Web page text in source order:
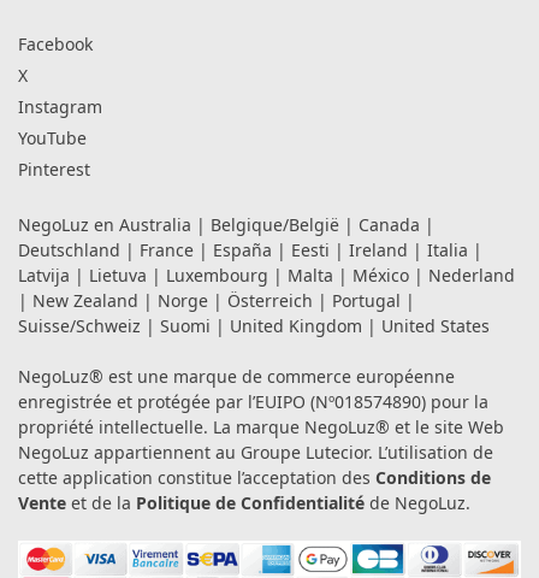
Facebook
X
Instagram
YouTube
Pinterest
NegoLuz en Australia | Belgique/België | Canada |
Deutschland | France | España | Eesti | Ireland | Italia |
Latvija | Lietuva | Luxembourg | Malta | México | Nederland
| New Zealand | Norge | Österreich | Portugal |
Suisse/Schweiz | Suomi | United Kingdom | United States
NegoLuz® est une marque de commerce européenne
enregistrée et protégée par l’EUIPO (Nº018574890) pour la
propriété intellectuelle. La marque NegoLuz® et le site Web
NegoLuz appartiennent au Groupe Lutecior. L’utilisation de
cette application constitue l’acceptation des Conditions de
Vente et de la Politique de Confidentialité de NegoLuz.